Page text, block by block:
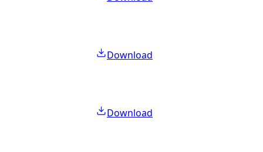
Download
Download